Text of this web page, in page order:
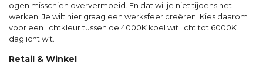
ogen misschien oververmoeid. En dat wil je niet tijdens het
werken. Je wilt hier graag een werksfeer creëren. Kies daarom
voor een lichtkleur tussen de 4000K koel wit licht tot 6000K
daglicht wit.
Retail & Winkel